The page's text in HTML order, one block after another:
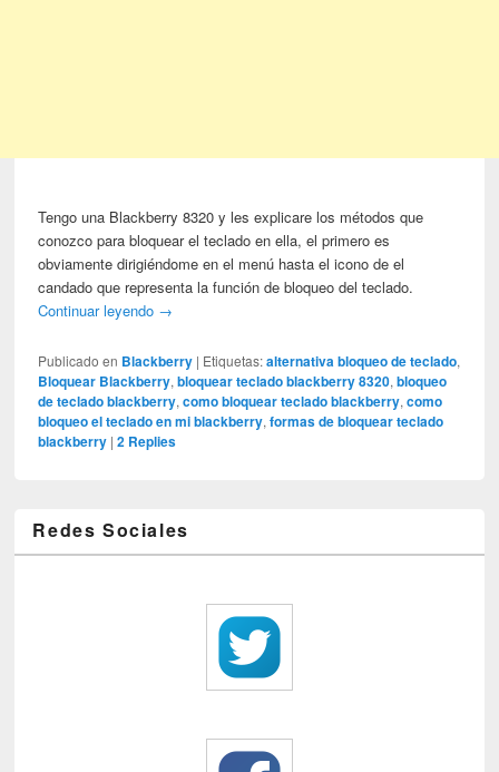
Tengo una Blackberry 8320 y les explicare los métodos que
conozco para bloquear el teclado en ella, el primero es
obviamente dirigiéndome en el menú hasta el icono de el
candado que representa la función de bloqueo del teclado.
Continuar leyendo →
Publicado en Blackberry | Etiquetas: alternativa bloqueo de teclado,
Bloquear Blackberry,bloquear teclado blackberry 8320,bloqueo
de teclado blackberry,como bloquear teclado blackberry,como
bloqueo el teclado en mi blackberry,formas de bloquear teclado
blackberry |2 Replies
Redes Sociales